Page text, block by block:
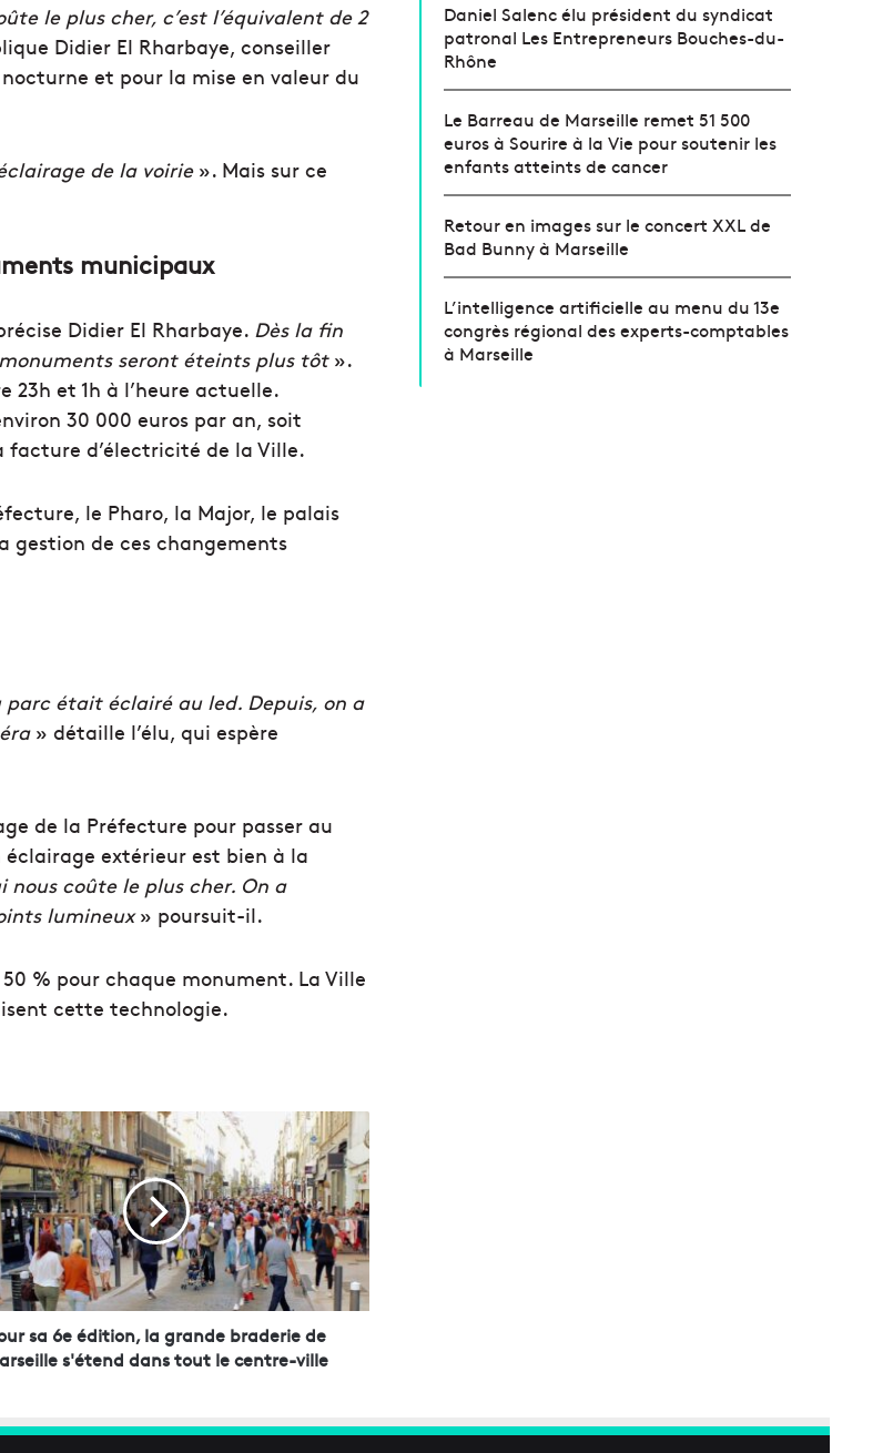
le plus cher, c’est l’équivalent de 2
Didier El Rharbaye, conseiller
et pour la mise en valeur du
de la voirie». Mais sur ce
municipaux
Didier El Rharbaye. Dès la fin
seront éteints plus tôt».
23h et 1h à l’heure actuelle.
30 000 euros par an, soit
facture d’électricité de la Ville.
le Pharo, la Major, le palais
gestion de ces changements
parc était éclairé au led. Depuis, on a
» détaille l’élu, qui espère
de la Préfecture pour passer au
extérieur est bien à la
coûte le plus cher. On a
lumineux» poursuit-il.
% pour chaque monument. La Ville
cette technologie.
sa 6e édition, la grande braderie de
s'étend dans tout le centre-ville
Daniel Salenc élu président du syndicat
patronal Les Entrepreneurs Bouches-du-
Rhône
Le Barreau de Marseille remet 51 500
euros à Sourire à la Vie pour soutenir les
enfants atteints de cancer
Retour en images sur le concert XXL de
Bad Bunny à Marseille
L’intelligence artificielle au menu du 13e
congrès régional des experts-comptables
à Marseille